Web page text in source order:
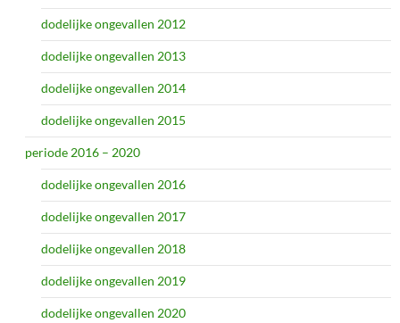
dodelijke ongevallen 2012
dodelijke ongevallen 2013
dodelijke ongevallen 2014
dodelijke ongevallen 2015
periode 2016 – 2020
dodelijke ongevallen 2016
dodelijke ongevallen 2017
dodelijke ongevallen 2018
dodelijke ongevallen 2019
dodelijke ongevallen 2020